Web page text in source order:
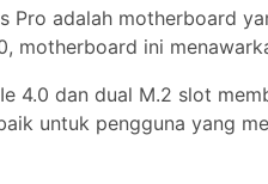
Pro adalah motherboard
motherboard ini
4.0 dan dual M.2 slot
untuk pengguna yang